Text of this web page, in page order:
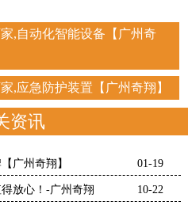
家,自动化智能设备【广州奇
,应急防护装置【广州奇翔】
资讯
广州奇翔】 01-19
放心！-广州奇翔 10-22